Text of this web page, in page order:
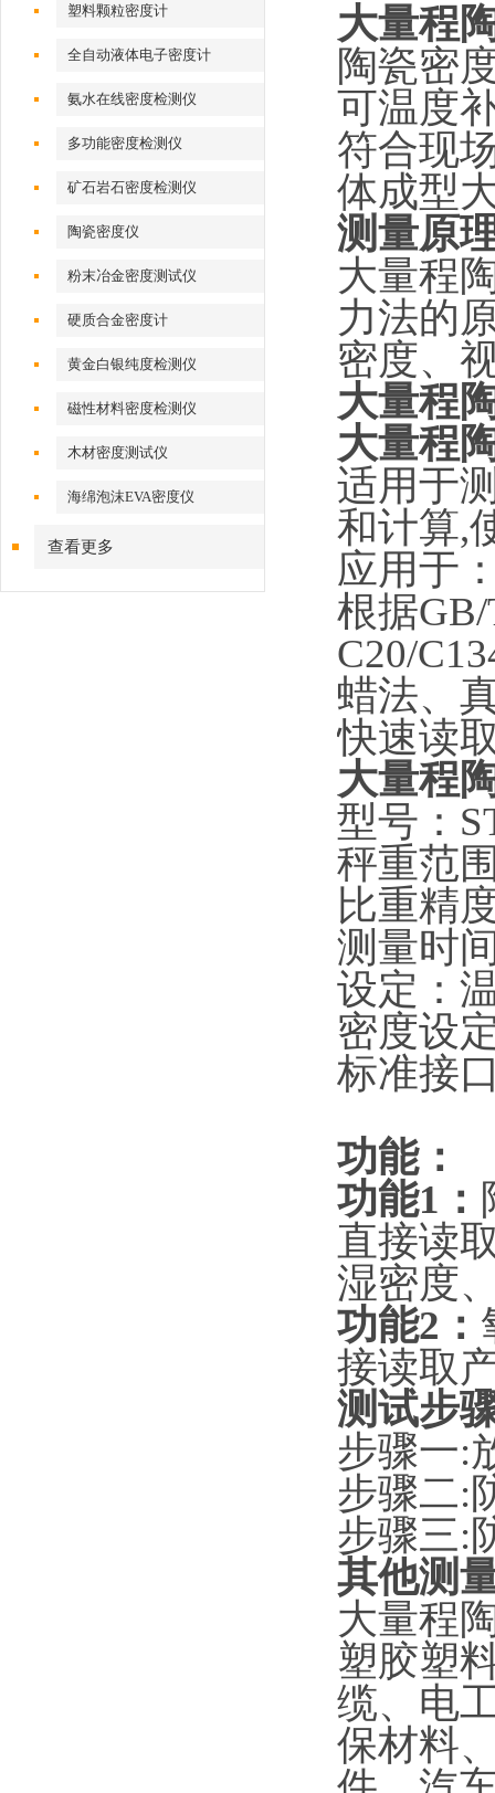
塑料颗粒密度计
全自动液体电子密度计
氨水在线密度检测仪
多功能密度检测仪
矿石岩石密度检测仪
陶瓷密度仪
粉末冶金密度测试仪
硬质合金密度计
黄金白银纯度检测仪
磁性材料密度检测仪
木材密度测试仪
海绵泡沫EVA密度仪
查看更多
大量程
陶瓷密
可温度
符合现
体成型
测量原
大量程
力法的
密度、
大量程
大量程
适用于
和计算,
应用于
根据
C20/
蜡法、
快速读
大量程
型号：
秤重范
比重精
测量时
设定：
密度设
标准接
功能：
功能1 ：
直接读
湿密度
功能2 ：
接读取
测试步
步骤一:
步骤二:
步骤三:
其他测
大量程
塑胶塑
缆、电
保材料